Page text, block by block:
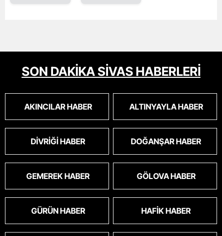
SON DAKİKA SİVAS HABERLERİ
AKINCILAR HABER ALTINYAYLA HABER
DIVRIĞI HABER DOĞANŞAR HABER
GEMEREK HABER GÖLOVA HABER
GÜRÜN HABER HAFIK HABER